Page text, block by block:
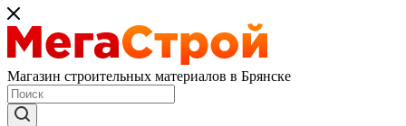
Магазин строительных материалов в Брянске